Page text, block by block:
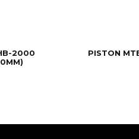
2000
PISTON